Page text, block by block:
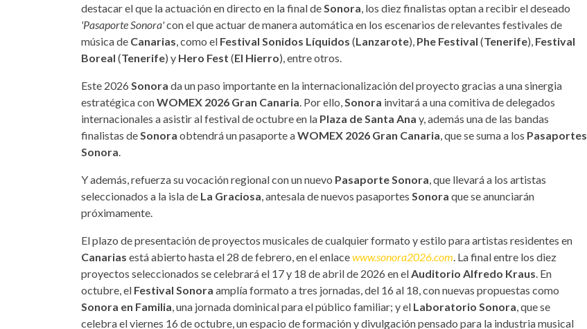
destacar el que la actuación en directo en la final de Sonora , los diez finalistas optan a recibir el deseado
'Pasaporte Sonora'con el que actuar de manera automática en los escenarios de relevantes festivales de
música de Canarias , como el Festival Sonidos Líquidos (Lanzarote), Phe Festival (Tenerife), Festival
Boreal (Tenerife) y Hero Fest (El Hierro), entre otros.
Este 2026 Sonora da un paso importante en la internacionalización del proyecto gracias a una sinergia
estratégica conWOMEX 2026 Gran Canaria . Por ello, Sonora invitará a una comitiva de delegados
internacionales a asistir al festival de octubre en la Plaza de Santa Ana y, además una de las bandas
finalistas de Sonora obtendrá un pasaporte aWOMEX 2026 Gran Canaria , que se suma a los Pasaportes
Sonora
Y además, refuerza su vocación regional con un nuevo Pasaporte Sonora , que llevará a los artistas
seleccionados a la isla de La Graciosa , antesala de nuevos pasaportes Sonora que se anunciarán
próximamente.
El plazo de presentación de proyectos musicales de cualquier formato y estilo para artistas residentes en
Canarias está abierto hasta el 28 de febrero, en el enlacewww.sonora2026.com . La final entre los diez
proyectos seleccionados se celebrará el 17 y 18 de abril de 2026 en el Auditorio Alfredo Kraus . En
octubre, el Festival Sonora amplía formato a tres jornadas, del 16 al 18, con nuevas propuestas como
Sonora en Familia , una jornada dominical para el público familiar; y el Laboratorio Sonora , que se
celebra el viernes 16 de octubre, un espacio de formación y divulgación pensado para la industria musical